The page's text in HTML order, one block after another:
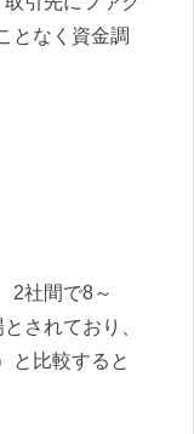
となく資金調
2社間で8～
されており、
と比較すると